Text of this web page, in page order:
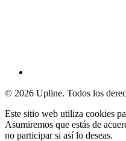
© 2026 Upline. Todos los
Este sitio web utiliza cookies
Asumiremos que estás de
no participar si así lo deseas.